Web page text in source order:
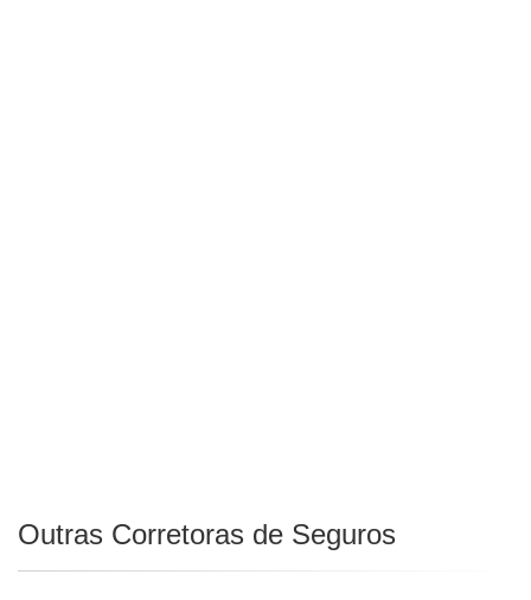
Outras Corretoras de Seguros